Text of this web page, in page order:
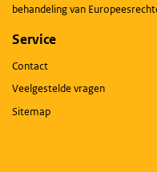
behandeling van
Service
Contact
Veelgestelde vragen
Sitemap